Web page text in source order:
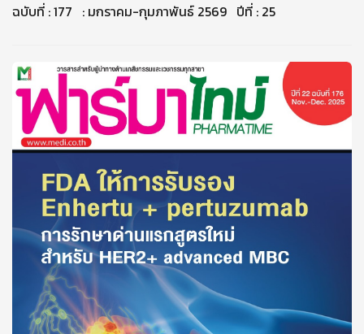
ฉบับที่ : 177 : มกราคม-กุมภาพันธ์ 2569 ปีที่ : 25